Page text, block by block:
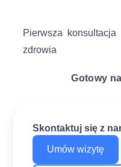
Pierwsza
zdrowia
Gotowy
Skontaktuj się z
Umów wizytę